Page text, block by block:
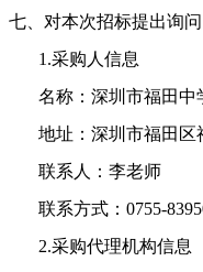
七、对本次招标提出询
1.采购人信息
名称： 深圳市福田中
地址： 深圳市福田区
联系人：李老师
联系方式： 0755-
2.采购代理机构信息